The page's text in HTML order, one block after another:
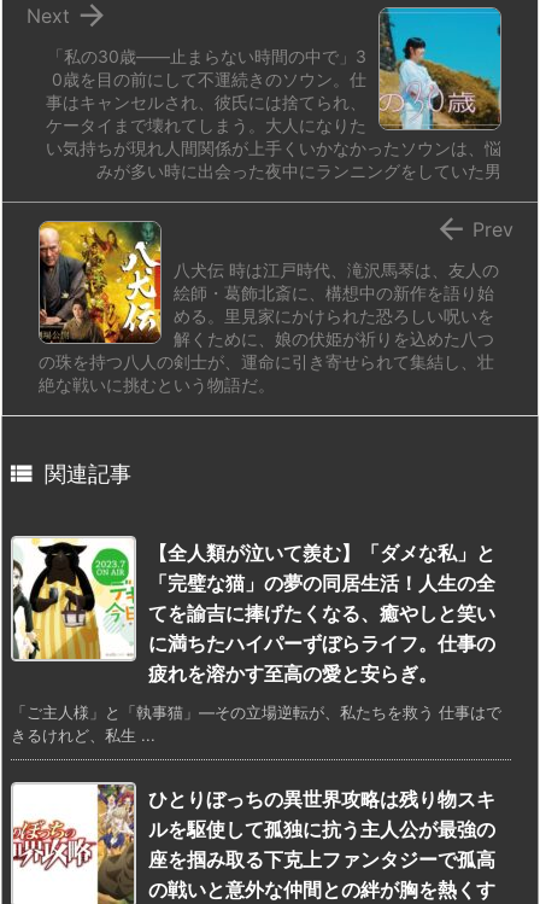
「私の30歳——止まらない時間の中で」3
0歳を目の前にして不運続きのソウン。仕
事はキャンセルされ、彼氏には捨てられ、
ケータイまで壊れてしまう。大人になりた
い気持ちが現れ人間関係が上手くいかなかったソウンは、悩
みが多い時に出会った夜中にランニングをしていた男

Next
八犬伝 時は江戸時代、滝沢馬琴は、友人の
絵師・葛飾北斎に、構想中の新作を語り始
める。里見家にかけられた恐ろしい呪いを
解くために、娘の伏姫が祈りを込めた八つ
の珠を持つ八人の剣士が、運命に引き寄せられて集結し、壮
絶な戦いに挑むという物語だ。
 Prev
 関連記事
【全人類が泣いて羨む】「ダメな私」と
「完璧な猫」の夢の同居生活！人生の全
てを諭吉に捧げたくなる、癒やしと笑い
に満ちたハイパーずぼらライフ。仕事の
疲れを溶かす至高の愛と安らぎ。
「ご主人様」と「執事猫」―その立場逆転が、私たちを救う 仕事はで
きるけれど、私生 ...
ひとりぼっちの異世界攻略は残り物スキ
ルを駆使して孤独に抗う主人公が最強の
座を掴み取る下克上ファンタジーで孤高
の戦いと意外な仲間との絆が胸を熱くす